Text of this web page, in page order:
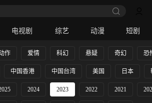
电视剧 综艺 动漫 短剧
作 爱情 科幻 悬疑 奇幻 恐
中国香港 中国台湾 美国 日本
2024 2023 2022 2021